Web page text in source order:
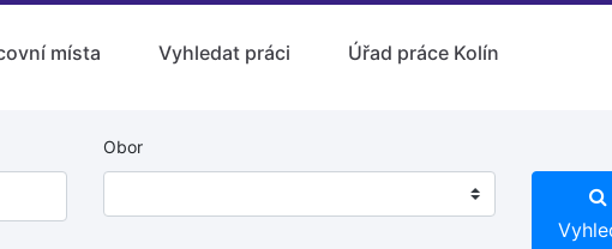
místa Vyhledat práci Úřad práce Kolín
Obor